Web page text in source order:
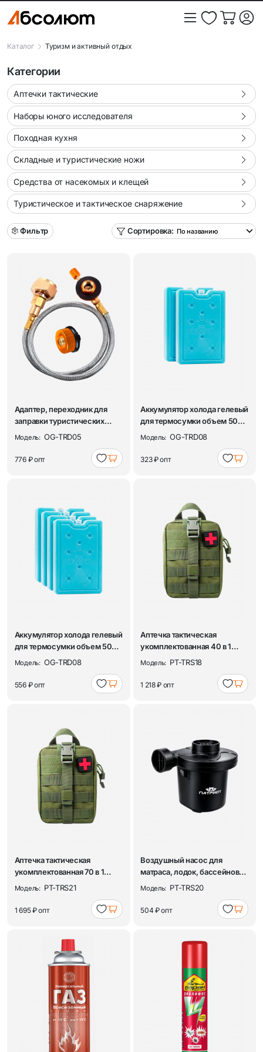
Каталог Туризм и активный отдых
Категории
Аптечки тактические
Наборы юного исследователя
Походная кухня
Складные и туристические ножи
Средства от насекомых и клещей
Туристическое и тактическое снаряжение
Фильтр Сортировка:
Адаптер, переходник для
заправки туристических
газовых балло...
Модель: OG-TRD05
776 ₽опт
Аккумулятор холода гелевый
для термосумки объем 500
мл, 2 шт...
Модель: OG-TRD08
323 ₽опт
Аккумулятор холода гелевый
для термосумки объем 500
мл, 4 шт...
Модель: OG-TRD08
556 ₽опт
Аптечка тактическая
укомплектованная 40 в 1
Патриот PT-TRS18
Модель: PT-TRS18
1 218 ₽ опт
Аптечка тактическая
укомплектованная 70 в 1
Патриот PT-TRS21
Модель: PT-TRS21
1 695 ₽опт
Воздушный насос для
матраса, лодок, бассейнов
электрический ...
Модель: PT-TRS20
504 ₽опт